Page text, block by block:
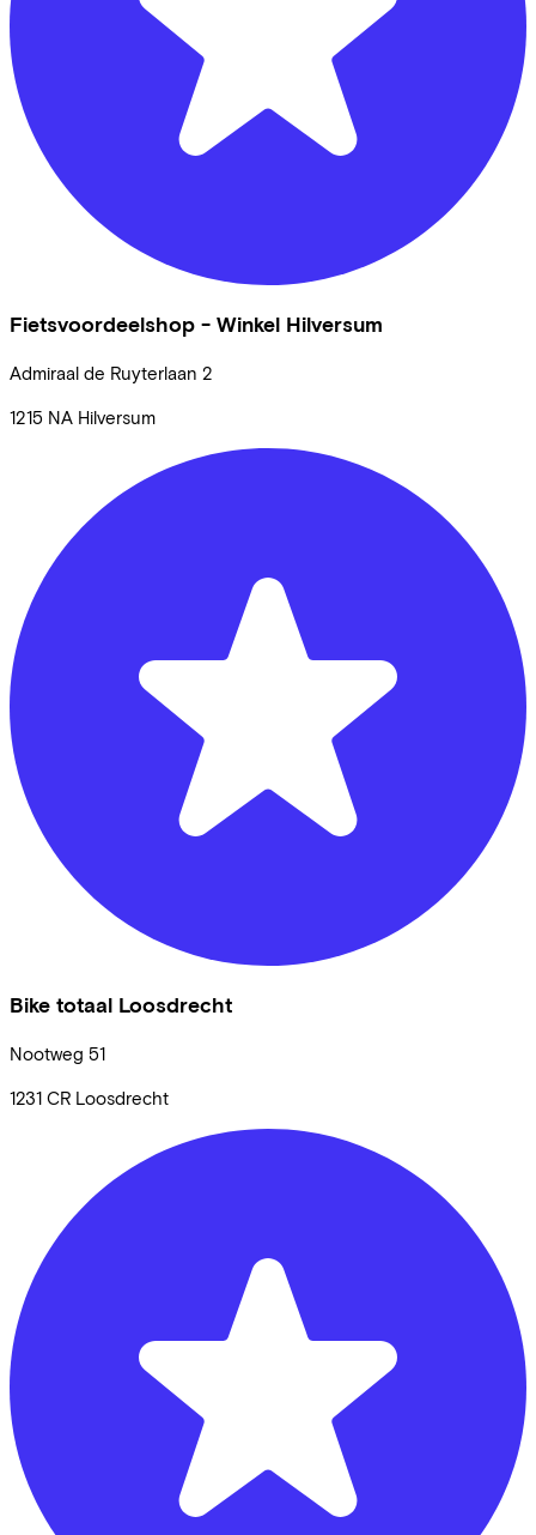
Fietsvoordeelshop - Winkel Hilversum
Admiraal de Ruyterlaan 2
1215 NA Hilversum
Bike totaal Loosdrecht
Nootweg 51
1231 CR Loosdrecht